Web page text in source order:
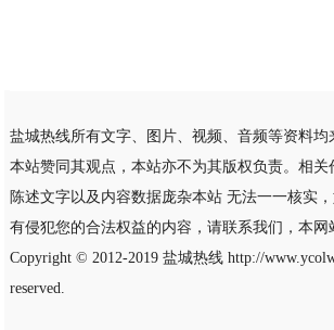
盐城热线所有文字、图片、视频、音频等资料均
本站赞同其观点，本站亦不为其版权负责。相关
陈述文字以及内容数据庞杂本站 无法一一核实
有侵犯您的合法权益的内容，请联系我们，本网
Copyright © 2012-2019 盐城热线http://
reserved.